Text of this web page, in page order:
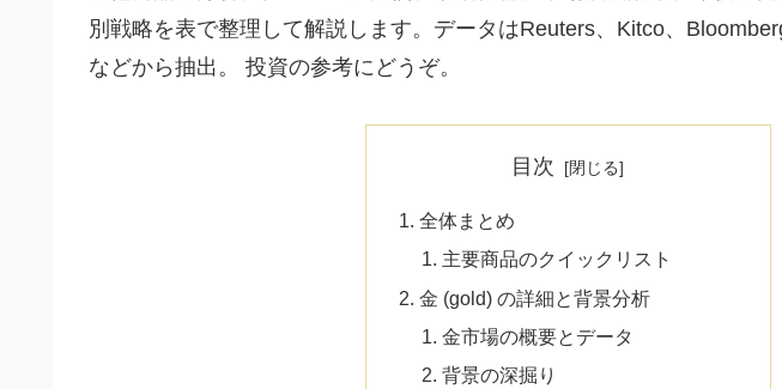
別戦略を表で整理して解説します。データはReuters、Kitco、
などから抽出。 投資の参考にどうぞ。
目次
全体まとめ
主要商品のクイックリスト
金 (gold) の詳細と背景分析
金市場の概要とデータ
背景の深掘り